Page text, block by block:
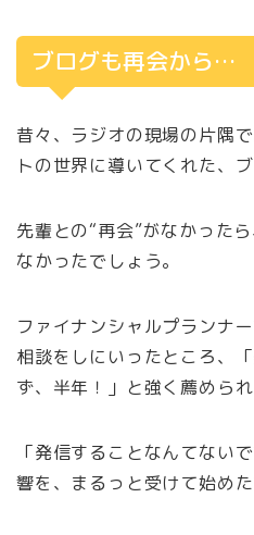
ブログも再会から…
昔々、ラジオの現場の片隅
トの世界に導いてくれた、
先輩との“再会”がなかった
なかったでしょう。
ファイナンシャルプランナ
相談をしにいったところ、
ず、半年！」と強く薦めら
「発信することなんてない
響を、まるっと受けて始めた